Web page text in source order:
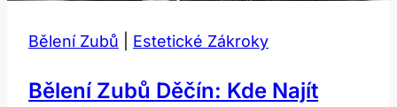
Bělení Zubů Estetické Zákroky
Bělení Zubů Děčín: Kde Najít